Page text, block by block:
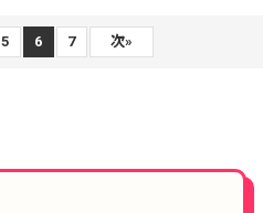
5 6 7 次»